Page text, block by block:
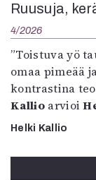
Ruusuja,
4/2026
”Toistuva yö
omaa pimeää
kontrastina
Kallioarvioi
Helki Kallio